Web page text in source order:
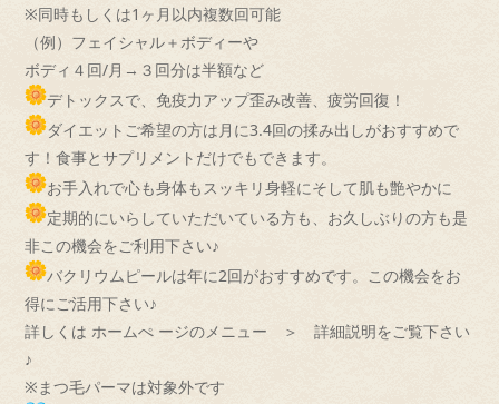
※同時もしくは1ヶ月以内複数回可能
（例）フェイシャル＋ボディーや
ボディ４回/月→３回分は半額など
デトックスで、免疫力アップ歪み改善、疲労回復！
ダイエットご希望の方は月に3.4回の揉み出しがおすすめで
す！食事とサプリメントだけでもできます。
お手入れで心も身体もスッキリ身軽にそして肌も艶やかに
定期的にいらしていただいている方も、お久しぶりの方も是
非この機会をご利用下さい♪
バクリウムピールは年に2回がおすすめです。この機会をお
得にご活用下さい♪
詳しくは ホームぺ ージのメニュー ＞ 詳細説明をご覧下さい
♪
※まつ毛パーマは対象外です